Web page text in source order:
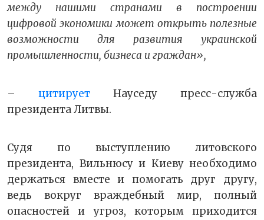
между нашими странами в построении
цифровой экономики может открыть полезные
возможности для развития украинской
промышленности, бизнеса и граждан»,
– цитирует Науседу пресс-служба
президента Литвы.
Судя по выступлению литовского
президента, Вильнюсу и Киеву необходимо
держаться вместе и помогать друг другу,
ведь вокруг враждебный мир, полный
опасностей и угроз, которым приходится